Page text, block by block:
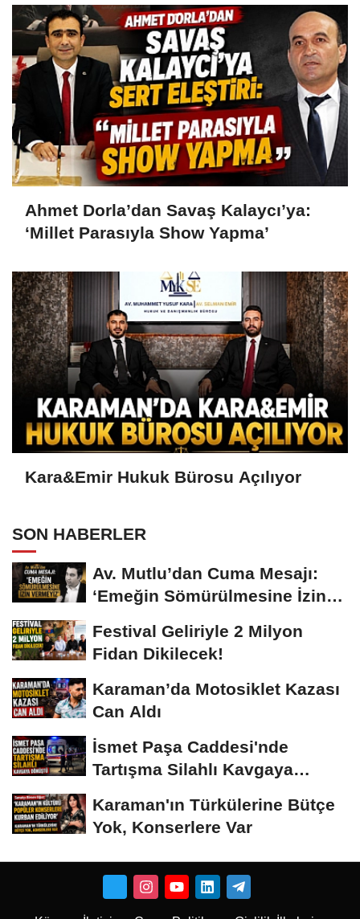
Ahmet Dorla’dan Savaş Kalaycı’ya:
‘Millet Parasıyla Show Yapma’
Kara&Emir Hukuk Bürosu Açılıyor
SON HABERLER
Av. Mutlu’dan Cuma Mesajı:
‘Emeğin Sömürülmesine İzin
Festival Geliriyle 2 Milyon
Fidan Dikilecek!
Karaman’da Motosiklet Kazası
Can Aldı
İsmet Paşa Caddesi'nde
Tartışma Silahlı Kavgaya
Karaman'ın Türkülerine Bütçe
Yok, Konserlere Var